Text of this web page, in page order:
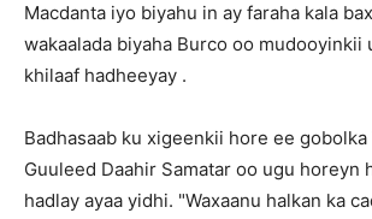
Macdanta iyo biyahu in ay faraha kala
wakaalada biyaha Burco oo mudooyinkii
khilaaf hadheeyay .
Badhasaab ku xigeenkii hore ee
Guuleed Daahir Samatar oo ugu horeyn
hadlay ayaa yidhi. "Waxaanu halkan ka